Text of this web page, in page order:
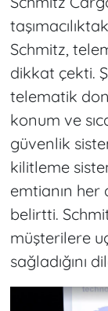
Schmitz,
dikkat çekti.
telematik
konum ve
güvenlik
kilitleme
emtianın
belirtti.
müşterilere
sağladığını